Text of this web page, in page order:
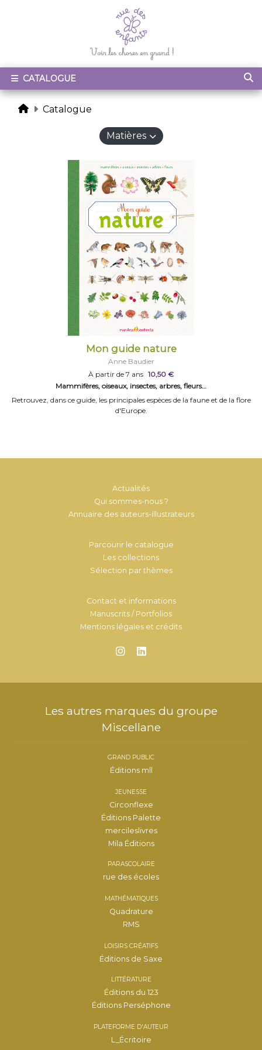
CATALOGUE
Catalogue
Matières
Mon guide nature
Anne Baudier
À partir de 7 ans 10,50 €
Mammifères, oiseaux, insectes, arbres, fleurs…
Retrouvez, dans ce guide, les principales espèces de la faune et de la flore
d'Europe.
Actualités
Qui sommes-nous ?
Annuaire des auteurs-illustrateurs
Parcourir le catalogue
Les collections
Sélection par thèmes
Contact et informations
Manuscrits / Portfolios
Mentions légales et crédits
Les autres marques du groupe
Miscellane
GRAND PUBLIC
Éditions mll
JEUNESSE
Circonflexe
Éditions Palette
mercileslivres
Mila Éditions
PARASCOLAIRE
rue des écoles
MATHÉMATIQUES
Quadrature
RMS
LOISIRS CRÉATIFS
Éditions de Saxe
LITTÉRATURE
Éditions du 123
Éditions Perséphone
PLATEFORME D'AUTEUR
L_Écritoire